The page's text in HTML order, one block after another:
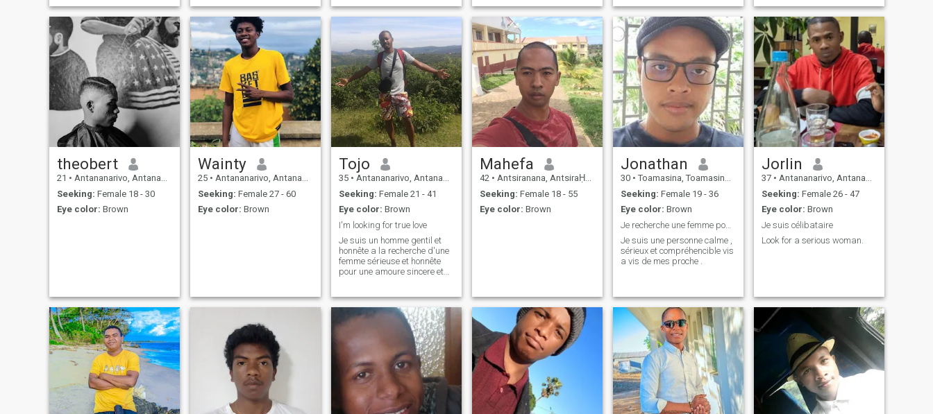
theobert
21 • Antananarivo, Antananarivo, Madagascar
Seeking: Female 18 - 30
Eye color: Brown
Wainty
25 • Antananarivo, Antananarivo, Madagascar
Seeking: Female 27 - 60
Eye color: Brown
Tojo
35 • Antananarivo, Antananarivo, Madagascar
Seeking: Female 21 - 41
Eye color: Brown
I'm looking for true love
Je suis un homme gentil et
honnête a la recherche d'une
femme sérieuse et honnête
pour une amoure sincere et
Mahefa
42 • Antsiranana, AntsiraḤana, Madagascar
Seeking: Female 18 - 55
Eye color: Brown
Jonathan
30 • Toamasina, Toamasina, Madagascar
Seeking: Female 19 - 36
Eye color: Brown
Je recherche une femme pour ume relation sérieuse
Je suis une personne calme ,
sérieux et compréhencible vis
a vis de mes proche .
Jorlin
37 • Antananarivo, Antananarivo, Madagascar
Seeking: Female 26 - 47
Eye color: Brown
Je suis célibataire
Look for a serious woman.